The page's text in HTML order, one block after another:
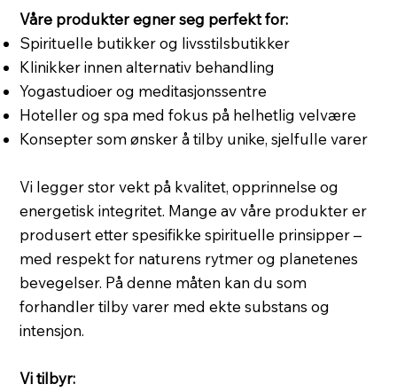
Våre produkter egner seg perfekt for:
Spirituelle butikker og livsstilsbutikker
Klinikker innen alternativ behandling
Yogastudioer og meditasjonssentre
Hoteller og spa med fokus på helhetlig velvære
Konsepter som ønsker å tilby unike, sjelfulle varer
Vi legger stor vekt på kvalitet, opprinnelse og
energetisk integritet. Mange av våre produkter er
produsert etter spesifikke spirituelle prinsipper –
med respekt for naturens rytmer og planetenes
bevegelser. På denne måten kan du som
forhandler tilby varer med ekte substans og
intensjon.
Vi tilbyr: